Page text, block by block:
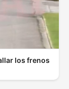
los frenos